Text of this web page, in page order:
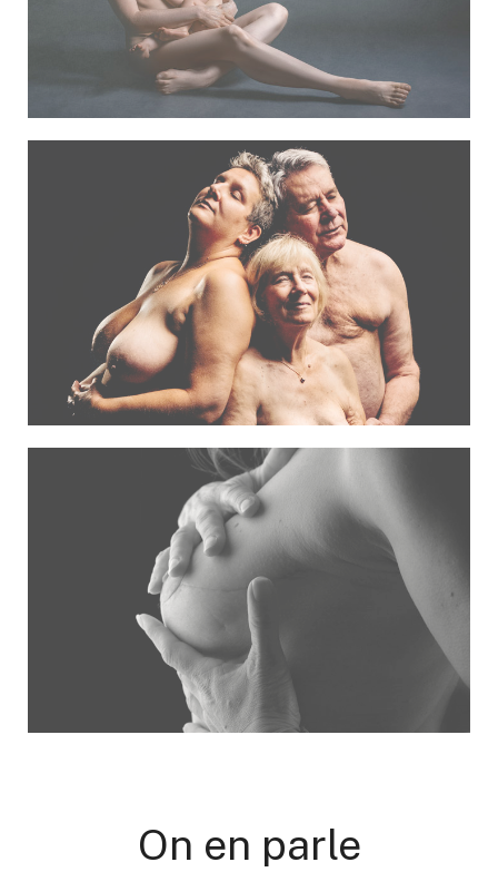
On en parle